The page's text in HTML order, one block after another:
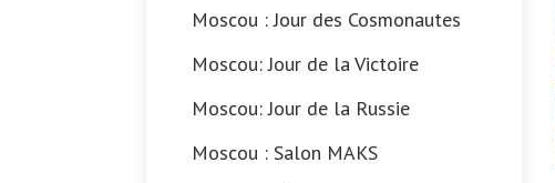
Moscou : Jour des Cosmonautes
Moscou: Jour de la Victoire
Moscou: Jour de la Russie
Moscou : Salon MAKS